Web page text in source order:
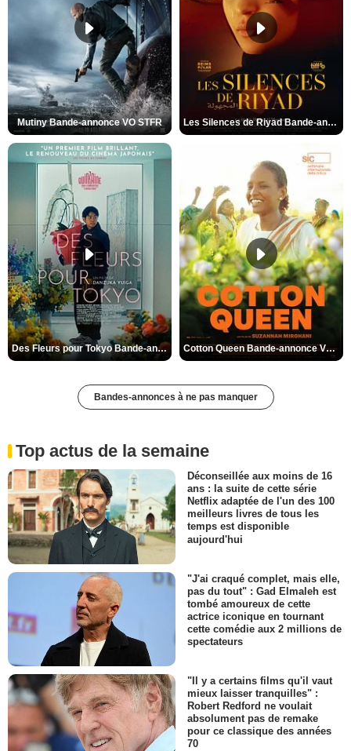
Mutiny Bande-annonce VO STFR Les Silences de Riyad Bande-annonce VO STFR
Des Fleurs pour Tokyo Bande-annonce VO STFR Cotton Queen Bande-annonce VO STFR
Bandes-annonces à ne pas manquer
Top actus de la semaine
Déconseillée aux moins de 16
ans : la suite de cette série
Netflix adaptée de l'un des 100
meilleurs livres de tous les
temps est disponible
aujourd'hui
"J'ai craqué complet, mais elle,
pas du tout" : Gad Elmaleh est
tombé amoureux de cette
actrice iconique en tournant
cette comédie aux 2 millions de
spectateurs
"Il y a certains films qu'il vaut
mieux laisser tranquilles" :
Robert Redford ne voulait
absolument pas de remake
pour ce classique des années
70